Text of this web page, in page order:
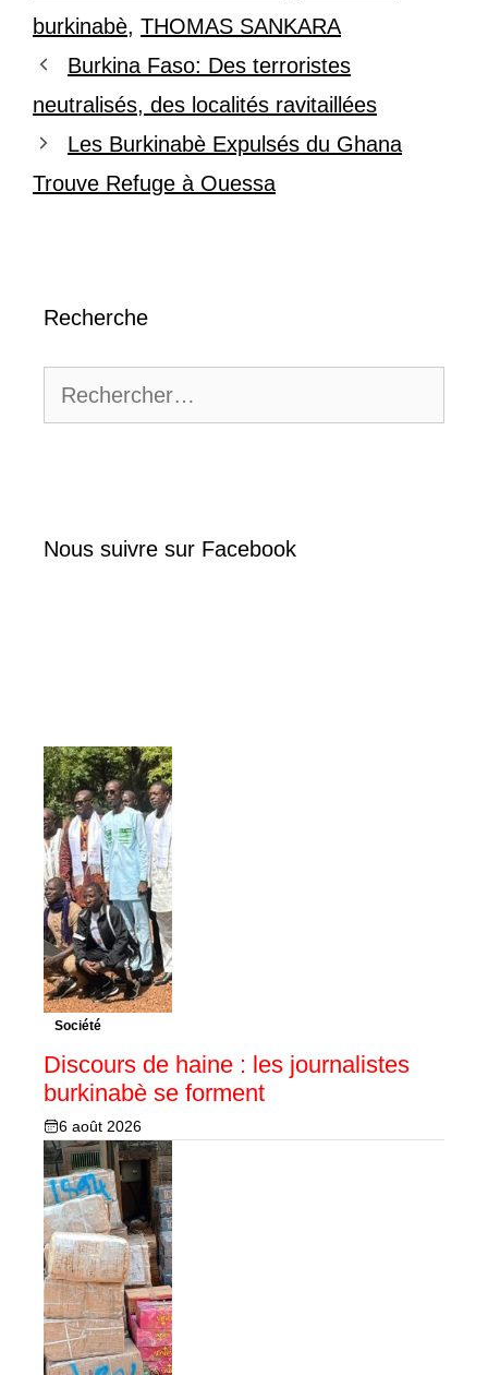
burkinabè, THOMAS SANKARA
Burkina Faso: Des terroristes
neutralisés, des localités ravitaillées
Les Burkinabè Expulsés du Ghana
Trouve Refuge à Ouessa
Recherche
Nous suivre sur Facebook
Société
Discours de haine : les journalistes
burkinabè se forment
6 août 2026